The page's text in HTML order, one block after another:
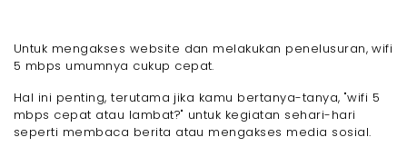
Untuk mengakses website dan melakukan penelusuran, wifi
5 mbps umumnya cukup cepat.
Hal ini penting, terutama jika kamu bertanya-tanya, "wifi 5
mbps cepat atau lambat?" untuk kegiatan sehari-hari
seperti membaca berita atau mengakses media sosial.